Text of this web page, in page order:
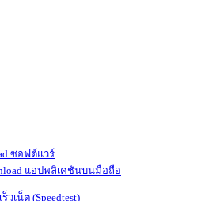
ซอฟต์แวร์
แอปพลิเคชันบนมือถือ
วเน็ต (Speedtest)